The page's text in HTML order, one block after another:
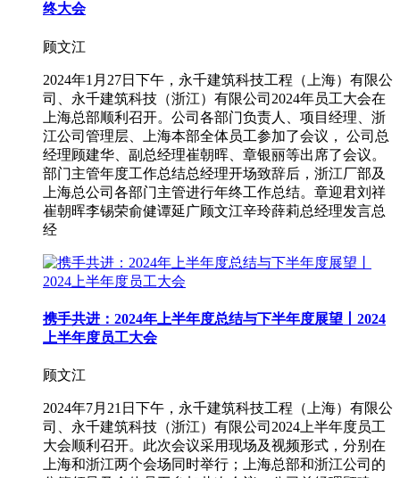
终大会
顾文江
2024年1月27日下午，永千建筑科技工程（上海）有限公
司、永千建筑科技（浙江）有限公司2024年员工大会在
上海总部顺利召开。公司各部门负责人、项目经理、浙
江公司管理层、上海本部全体员工参加了会议， 公司总
经理顾建华、副总经理崔朝晖、章银丽等出席了会议。
部门主管年度工作总结总经理开场致辞后，浙江厂部及
上海总公司各部门主管进行年终工作总结。章迎君刘祥
崔朝晖李锡荣俞健谭延广顾文江辛玲薛莉总经理发言总
经
携手共进：2024年上半年度总结与下半年度展望丨2024
上半年度员工大会
顾文江
2024年7月21日下午，永千建筑科技工程（上海）有限公
司、永千建筑科技（浙江）有限公司2024上半年度员工
大会顺利召开。此次会议采用现场及视频形式，分别在
上海和浙江两个会场同时举行；上海总部和浙江公司的